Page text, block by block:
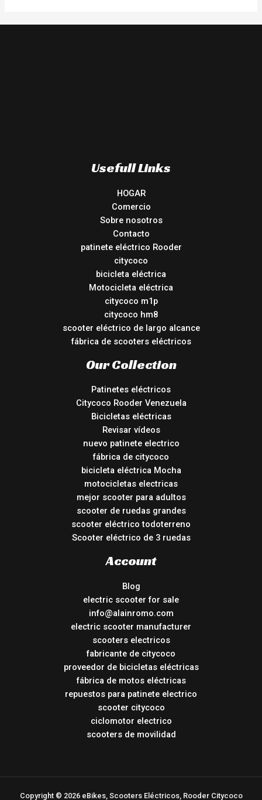
Usefull Links
HOGAR
Comercio
Sobre nosotros
Contacto
patinete eléctrico Rooder
citycoco
bicicleta eléctrica
Motocicleta eléctrica
citycoco m1p
citycoco hm8
scooter eléctrico de largo alcance
fábrica de scooters eléctricos
Our Collection
Patinetes eléctricos
Citycoco Rooder Venezuela
Bicicletas eléctricas
Revisar vídeos
nuevo patinete electrico
fábrica de citycoco
bicicleta eléctrica Mocha
motocicletas electricas
mejor scooter para adultos
scooter de ruedas grandes
scooter eléctrico todoterreno
Scooter eléctrico de 3 ruedas
Account
Blog
electric scooter for sale
info@alainromo.com
electric scooter manufacturer
scooters electricos
fabricante de citycoco
proveedor de bicicletas eléctricas
fábrica de motos eléctricas
repuestos para patinete electrico
scooter citycoco
ciclomotor electrico
scooters de movilidad
Copyright © 2026 eBikes, Scooters Eléctricos, Rooder Citycoco